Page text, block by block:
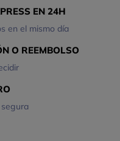
EN 24H
en el mismo día
O REEMBOLSO